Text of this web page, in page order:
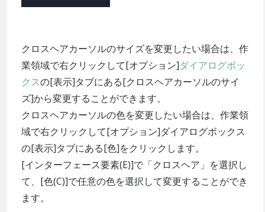
クロスヘアカーソルのサイズを変更したい場合は、作
業領域で右クリックして[オプション]ダイアログボッ
クスの[表示]タブにある[クロスヘアカーソルのサイ
ズ]から変更することができます。
クロスヘアカーソルの色を変更したい場合は、作業領
域で右クリックして[オプション]ダイアログボックス
の[表示]タブにある[色]をクリックします。
[インターフェース要素(E)]で「クロスヘア」を選択し
て、[色(C)]で任意の色を選択して変更することができ
ます。